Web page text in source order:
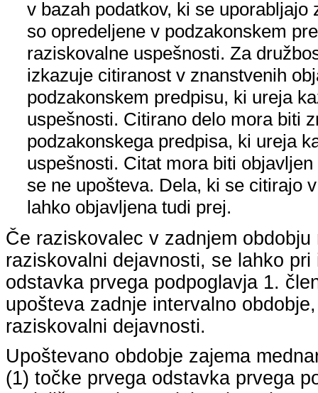
v bazah podatkov, ki se
so opredeljene v podzakonskem
raziskovalne uspešnosti. Za
izkazuje citiranost v znanstvenih
podzakonskem predpisu, ki ureja
uspešnosti. Citirano delo mora biti
podzakonskega predpisa, ki ureja
uspešnosti. Citat mora biti
se ne upošteva. Dela, ki se citirajo
lahko objavljena tudi prej.
Če raziskovalec v zadnjem
raziskovalni dejavnosti, se lahko
odstavka prvega podpoglavja 1.
upošteva zadnje intervalno
raziskovalni dejavnosti.
Upoštevano obdobje zajema
(1) točke prvega odstavka prvega